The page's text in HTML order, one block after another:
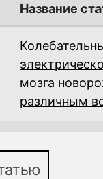
Название
мозга
различным